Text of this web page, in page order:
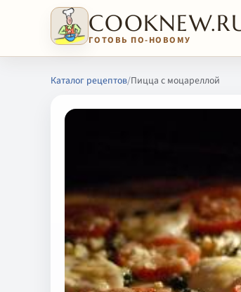
ГОТОВЬ ПО-НОВОМУ
Каталог рецептов/Пицца с моцареллой